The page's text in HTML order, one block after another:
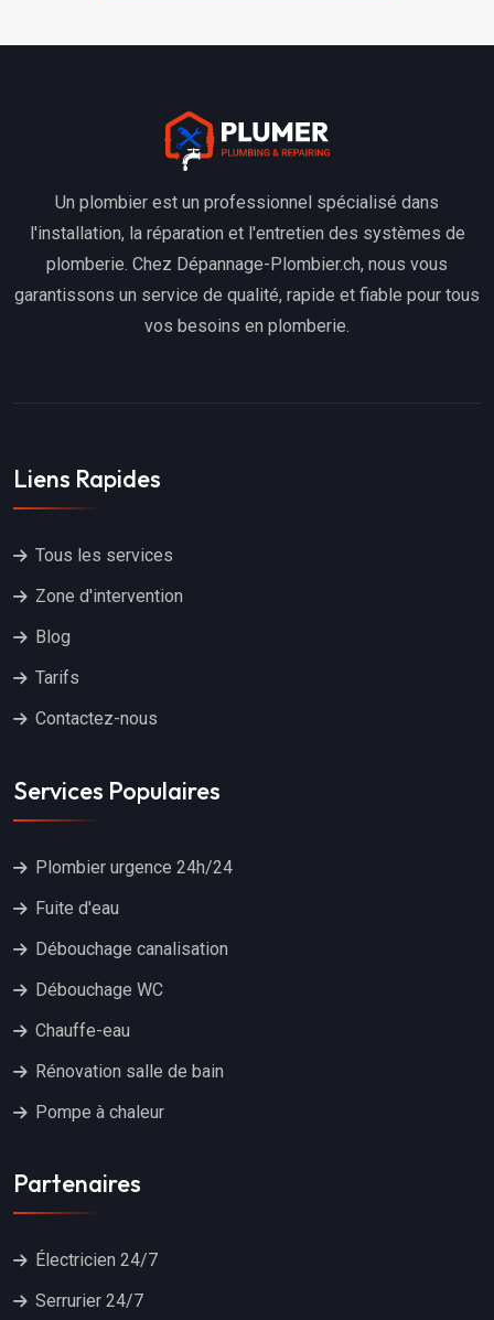
Un plombier est un professionnel spécialisé dans
l'installation, la réparation et l'entretien des systèmes de
plomberie. Chez Dépannage-Plombier.ch, nous vous
garantissons un service de qualité, rapide et fiable pour tous
vos besoins en plomberie.
Liens Rapides
Tous les services
Zone d'intervention
Blog
Tarifs
Contactez-nous
Services Populaires
Plombier urgence 24h/24
Fuite d'eau
Débouchage canalisation
Débouchage WC
Chauffe-eau
Rénovation salle de bain
Pompe à chaleur
Partenaires
Électricien 24/7
Serrurier 24/7